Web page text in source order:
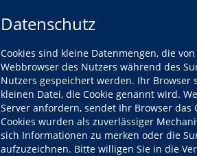
Datenschutz
Cookies sind kleine Datenmengen, die
Webbrowser des Nutzers während des
Nutzers gespeichert werden. Ihr
kleinen Datei, die Cookie genannt wird.
Server anfordern, sendet Ihr Browser das
Cookies wurden als zuverlässiger
sich Informationen zu merken oder die
aufzuzeichnen. Bitte willigen Sie in die
13.
Das
25.